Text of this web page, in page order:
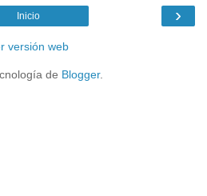
›
Inicio
versión web
de Blogger.